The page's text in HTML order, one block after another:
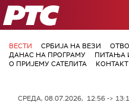
РТС
ВЕСТИ СРБИЈА НА ВЕЗИ
ДАНАС НА ПРОГРАМУ
ПИТАЊА
О ПРИЈЕМУ САТЕЛИТА
КОНТАКТ
СРЕДА, 08.07.2026, 12:56 ->